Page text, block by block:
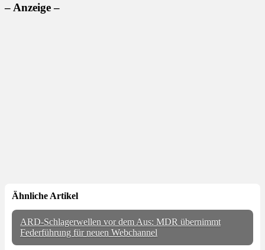
– Anzeige –
Ähnliche Artikel
ARD-Schlagerwellen vor dem Aus: MDR übernimmt
Federführung für neuen Webchannel